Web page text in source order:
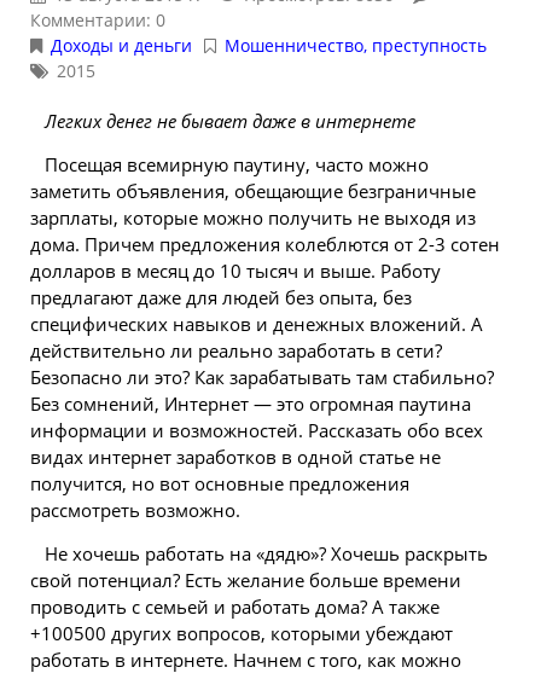
Комментарии: 0
Доходы и деньги
Мошенничество, преступность
2015
Легких денег не бывает даже в интернете
Посещая всемирную паутину, часто можно
заметить объявления, обещающие безграничные
зарплаты, которые можно получить не выходя из
дома. Причем предложения колеблются от 2-3 сотен
долларов в месяц до 10 тысяч и выше. Работу
предлагают даже для людей без опыта, без
специфических навыков и денежных вложений. А
действительно ли реально заработать в сети?
Безопасно ли это? Как зарабатывать там стабильно?
Без сомнений, Интернет — это огромная паутина
информации и возможностей. Рассказать обо всех
видах интернет заработков в одной статье не
получится, но вот основные предложения
рассмотреть возможно.
Не хочешь работать на «дядю»? Хочешь раскрыть
свой потенциал? Есть желание больше времени
проводить с семьей и работать дома? А также
+100500 других вопросов, которыми убеждают
работать в интернете. Начнем с того, как можно